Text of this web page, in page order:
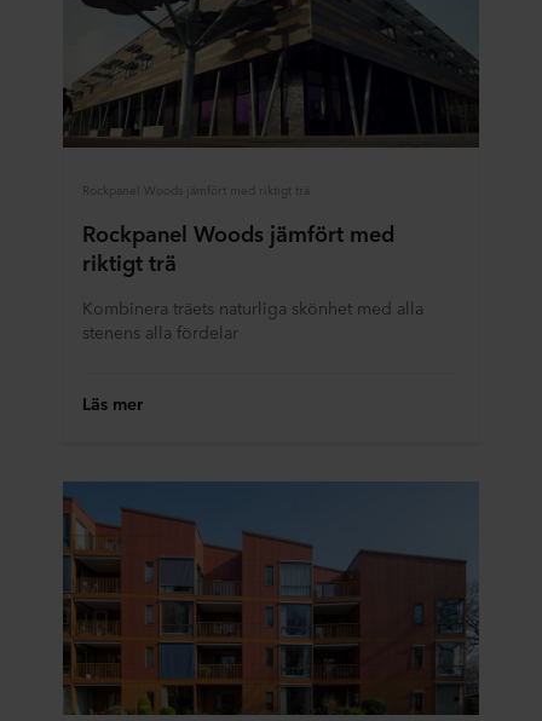
Rockpanel Woods jämfört med riktigt trä
Rockpanel Woods jämfört med
riktigt trä
Kombinera träets naturliga skönhet med alla
stenens alla fördelar
Läs mer